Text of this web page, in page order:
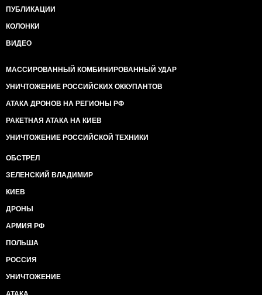
ПУБЛИКАЦИИ
КОЛОНКИ
ВИДЕО
МАССИРОВАННЫЙ КОМБИНИРОВАННЫЙ УДАР
УНИЧТОЖЕНИЕ РОССИЙСКИХ ОККУПАНТОВ
АТАКА ДРОНОВ НА РЕГИОНЫ РФ
РАКЕТНАЯ АТАКА НА КИЕВ
УНИЧТОЖЕНИЕ РОССИЙСКОЙ ТЕХНИКИ
ОБСТРЕЛ
ЗЕЛЕНСКИЙ ВЛАДИМИР
КИЕВ
ДРОНЫ
АРМИЯ РФ
ПОЛЬША
РОССИЯ
УНИЧТОЖЕНИЕ